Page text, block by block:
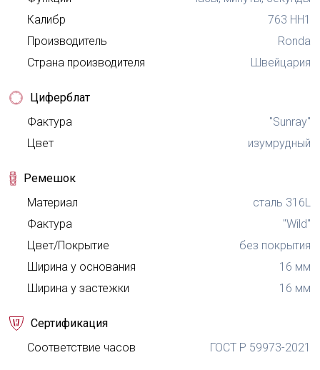
Задай нам вопрос
Калибр
763 HH1
Производитель
Ronda
Страна производителя
Швейцария
Циферблат
Фактура
"Sunray"
Цвет
изумрудный
Ремешок
Материал
сталь 316L
Фактура
"Wild"
Цвет/Покрытие
без покрытия
Ширина у основания
16 мм
Ширина у застежки
16 мм
Сертификация
Соответствие часов
ГОСТ Р 59973-2021